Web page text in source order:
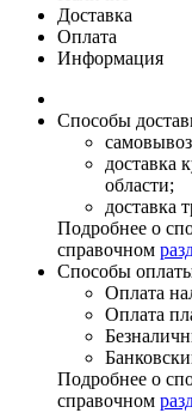
Доставка
Оплата
Информация
Способы
доставка
области;
доставка
Подробнее о
справочном
Способы
Оплата
Оплата
Подробнее о
справочном